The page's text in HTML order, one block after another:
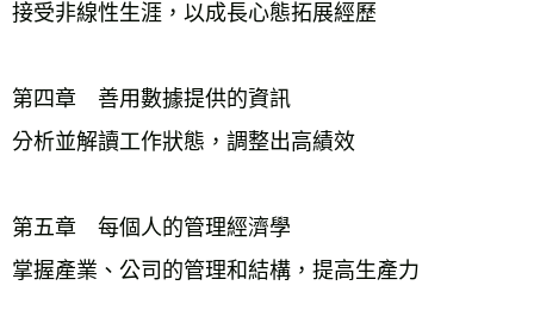
接受非線性生涯，以成長心態拓展經歷
第四章　善用數據提供的資訊
分析並解讀工作狀態，調整出高績效
第五章　每個人的管理經濟學
掌握產業、公司的管理和結構，提高生產力